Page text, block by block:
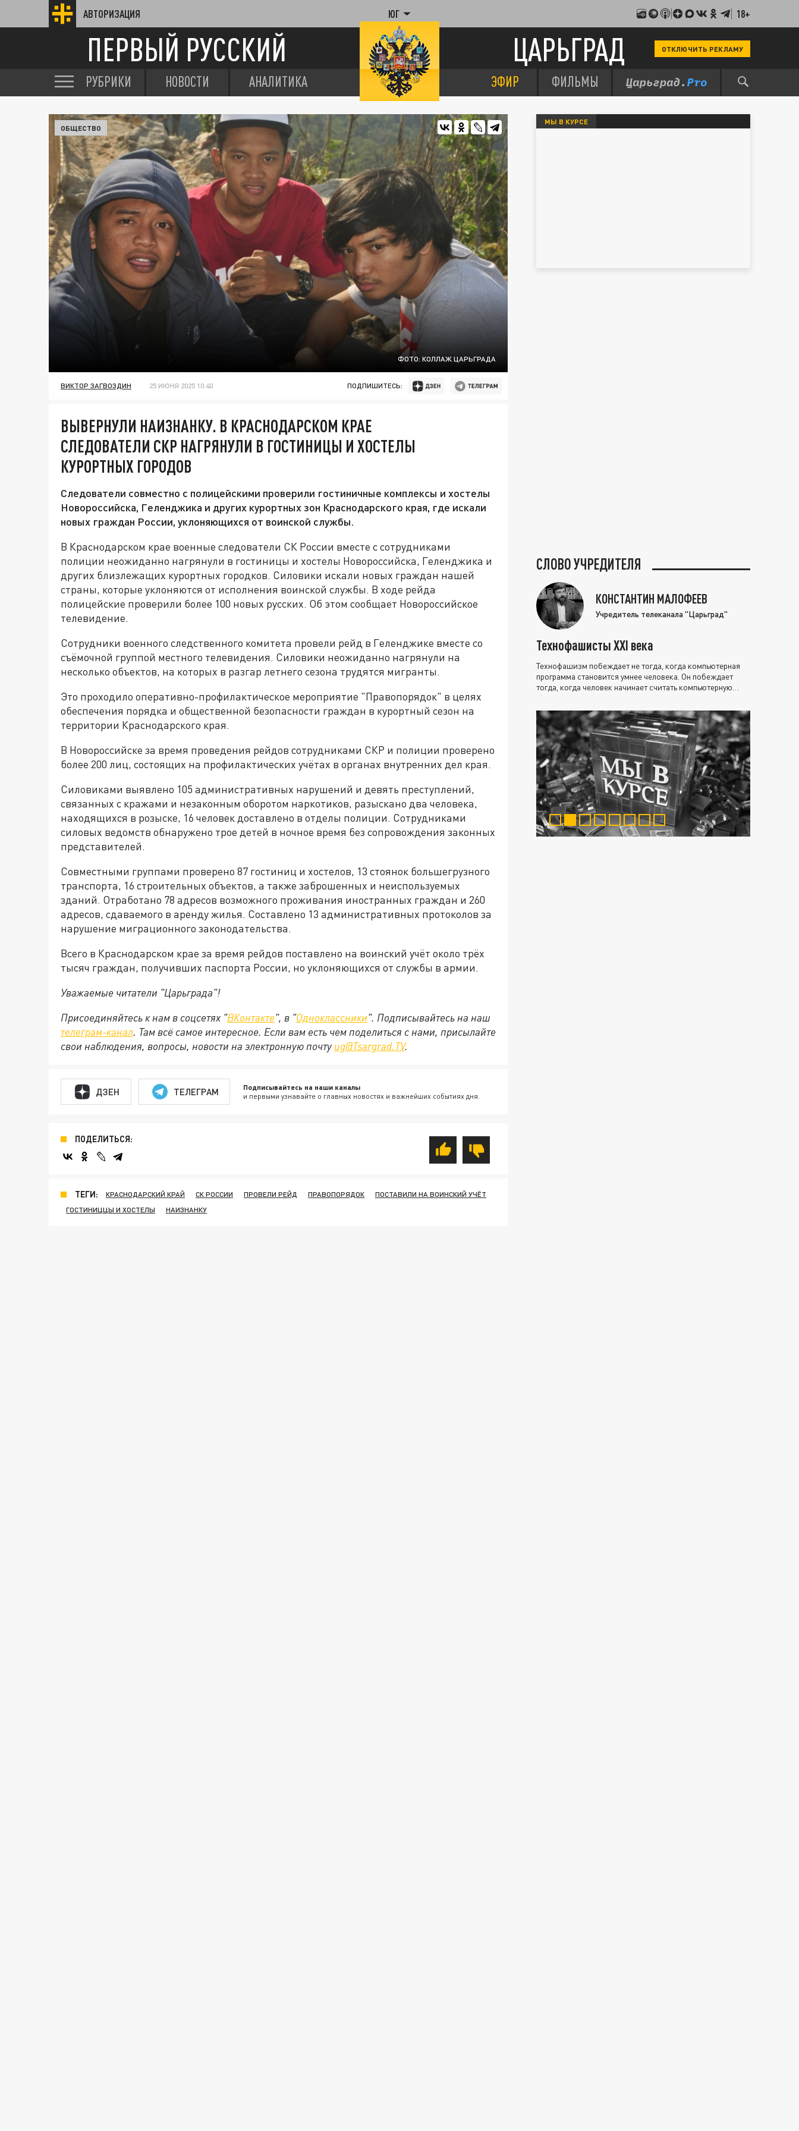
АВТОРИЗАЦИЯ ЮГ 18+
ПЕРВЫЙ РУССКИЙ ЦАРЬГРАД ОТКЛЮЧИТЬ РЕКЛАМУ
РУБРИКИ НОВОСТИ АНАЛИТИКА ЭФИР ФИЛЬМЫ
ФОТО: КОЛЛАЖ ЦАРЬГРАДА
ОБЩЕСТВО
ВИКТОР ЗАГВОЗДИН 25 ИЮНЯ 2025 10:40 ПОДПИШИТЕСЬ:
ВЫВЕРНУЛИ НАИЗНАНКУ. В КРАСНОДАРСКОМ КРАЕ
СЛЕДОВАТЕЛИ СКР НАГРЯНУЛИ В ГОСТИНИЦЫ И ХОСТЕЛЫ
КУРОРТНЫХ ГОРОДОВ
Следователи совместно с полицейскими проверили гостиничные комплексы и хостелы
Новороссийска, Геленджика и других курортных зон Краснодарского края, где искали
новых граждан России, уклоняющихся от воинской службы.
В Краснодарском крае военные следователи СК России вместе с сотрудниками
полиции неожиданно нагрянули в гостиницы и хостелы Новороссийска, Геленджика и
других близлежащих курортных городков. Силовики искали новых граждан нашей
страны, которые уклоняются от исполнения воинской службы. В ходе рейда
полицейские проверили более 100 новых русских. Об этом сообщает Новороссийское
телевидение.
Сотрудники военного следственного комитета провели рейд в Геленджике вместе со
съёмочной группой местного телевидения. Силовики неожиданно нагрянули на
несколько объектов, на которых в разгар летнего сезона трудятся мигранты.
Это проходило оперативно-профилактическое мероприятие "Правопорядок" в целях
обеспечения порядка и общественной безопасности граждан в курортный сезон на
территории Краснодарского края.
В Новороссийске за время проведения рейдов сотрудниками СКР и полиции проверено
более 200 лиц, состоящих на профилактических учётах в органах внутренних дел края.
Силовиками выявлено 105 административных нарушений и девять преступлений,
связанных с кражами и незаконным оборотом наркотиков, разыскано два человека,
находящихся в розыске, 16 человек доставлено в отделы полиции. Сотрудниками
силовых ведомств обнаружено трое детей в ночное время без сопровождения законных
представителей.
Совместными группами проверено 87 гостиниц и хостелов, 13 стоянок большегрузного
транспорта, 16 строительных объектов, а также заброшенных и неиспользуемых
зданий. Отработано 78 адресов возможного проживания иностранных граждан и 260
адресов, сдаваемого в аренду жилья. Составлено 13 административных протоколов за
нарушение миграционного законодательства.
Всего в Краснодарском крае за время рейдов поставлено на воинский учёт около трёх
тысяч граждан, получивших паспорта России, но уклоняющихся от службы в армии.
Уважаемые читатели "Царьграда"!
Присоединяйтесь к нам в соцсетях "ВКонтакте", в "Одноклассники". Подписывайтесь на наш
телеграм-канал. Там всё самое интересное. Если вам есть чем поделиться с нами, присылайте
свои наблюдения, вопросы, новости на электронную почту ug@Tsargrad.TV.
ДЗЕН ТЕЛЕГРАМ Подписывайтесь на наши каналы
и первыми узнавайте о главных новостях и важнейших событиях дня.
ПОДЕЛИТЬСЯ:
ТЕГИ: КРАСНОДАРСКИЙ КРАЙ СК РОССИИ ПРОВЕЛИ РЕЙД ПРАВОПОРЯДОК
ПОСТАВИЛИ НА ВОИНСКИЙ УЧЁТ
ГОСТИНИЦЦЫ И ХОСТЕЛЫ
НАИЗНАНКУ
МЫ В КУРСЕ
СЛОВО УЧРЕДИТЕЛЯ
КОНСТАНТИН МАЛОФЕЕВ
Учредитель телеканала "Царьград"
Технофашисты XXI века
Технофашизм побеждает не тогда, когда компьютерная
программа становится умнее человека. Он побеждает
тогда, когда человек начинает считать компьютерную